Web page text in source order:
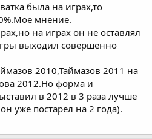
была на играх,то
мнение.
на играх он не оставлял
выходил совершенно
2010,Таймазов 2011 на
2012.Но форма и
в 2012 в 3 раза лучше
уже постарел на 2 года).